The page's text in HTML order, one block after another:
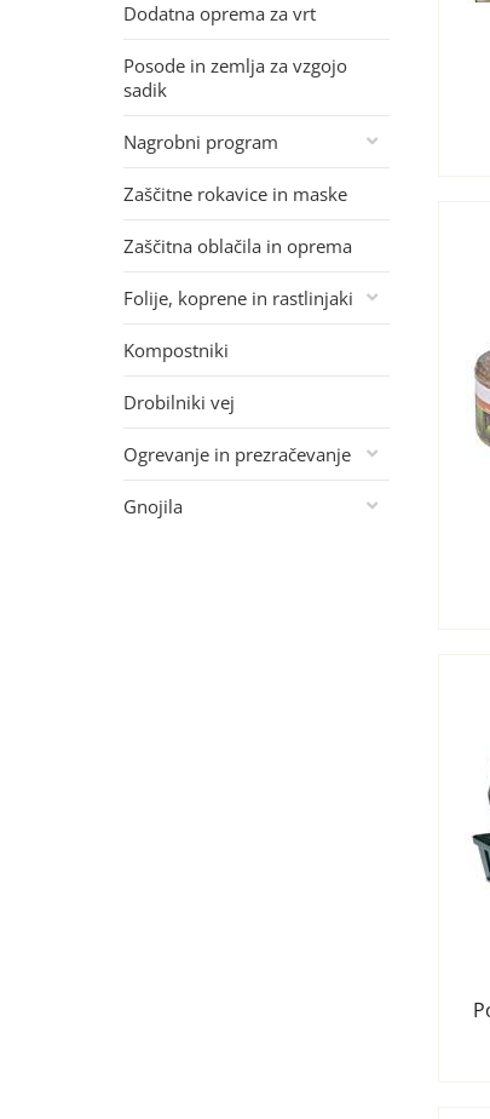
Dodatna oprema za vrt
Posode in zemlja za vzgojo
sadik
Nagrobni program
Zaščitne rokavice in maske
Zaščitna oblačila in oprema
Folije, koprene in rastlinjaki
Kompostniki
Drobilniki vej
Ogrevanje in prezračevanje
Gnojila